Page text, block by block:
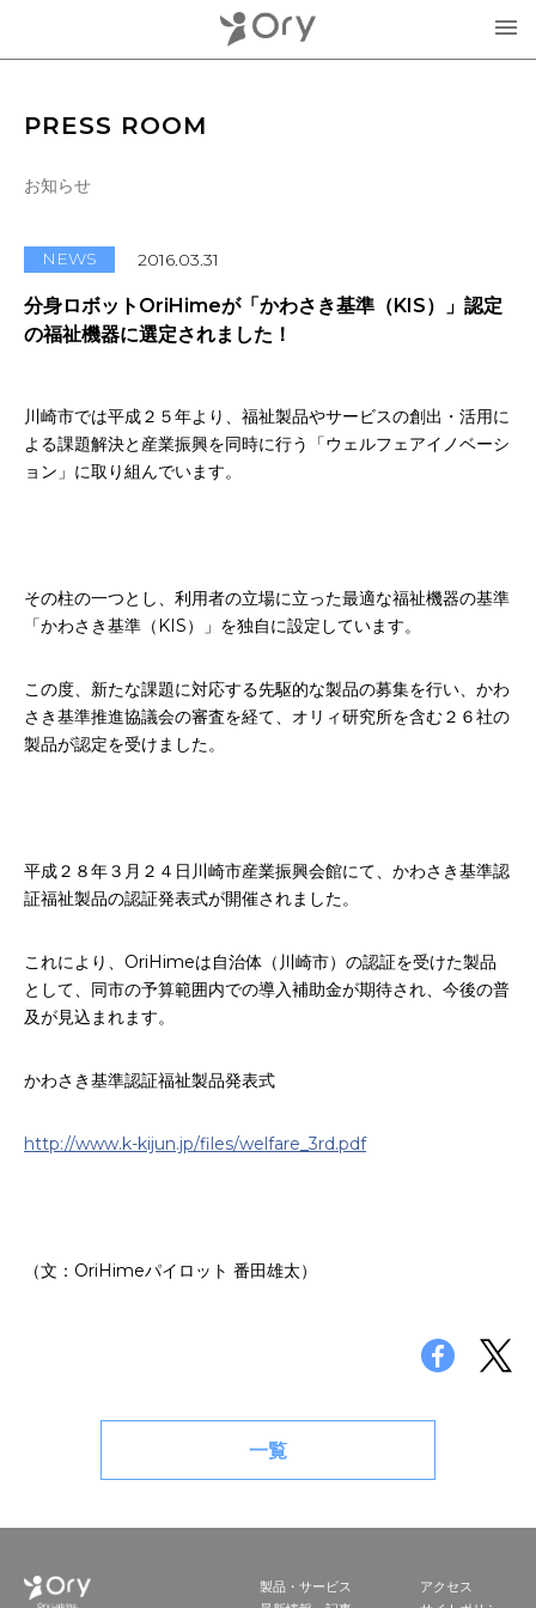
分身ロボットOriHime
意思伝達装置
OriHimeを活用したイベント企画
人材紹介FLEMEE
オリィ研究所について
ミッション
アクセス
ヒストリー
採用情報
お問合せ・お見積り
アクセス
PRESS ROOM
お知らせ
NEWS 2016.03.31
分身ロボットOriHimeが「かわさき基準（KIS）」認定
の福祉機器に選定されました！
川崎市では平成２５年より、福祉製品やサービスの創出・活用に
よる課題解決と産業振興を同時に行う「ウェルフェアイノベーシ
ョン」に取り組んでいます。
その柱の一つとし、利用者の立場に立った最適な福祉機器の基準
「かわさき基準（KIS）」を独自に設定しています。
この度、新たな課題に対応する先駆的な製品の募集を行い、かわ
さき基準推進協議会の審査を経て、オリィ研究所を含む２６社の
製品が認定を受けました。
平成２８年３月２４日川崎市産業振興会館にて、かわさき基準認
証福祉製品の認証発表式が開催されました。
これにより、OriHimeは自治体（川崎市）の認証を受けた製品
として、同市の予算範囲内での導入補助金が期待され、今後の普
及が見込まれます。
かわさき基準認証福祉製品発表式
http://www.k-kijun.jp/files/welfare_3rd.pdf
（文：OriHimeパイロット 番田雄太）
一覧
製品・サービス
アクセス